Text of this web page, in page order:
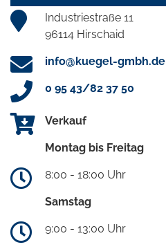
Industriestraße 11
96114 Hirschaid
info@kuegel-gmbh.de
0 95 43/82 37 50
Verkauf
Montag bis Freitag
8:00 - 18:00 Uhr
Samstag
9:00 - 13:00 Uhr